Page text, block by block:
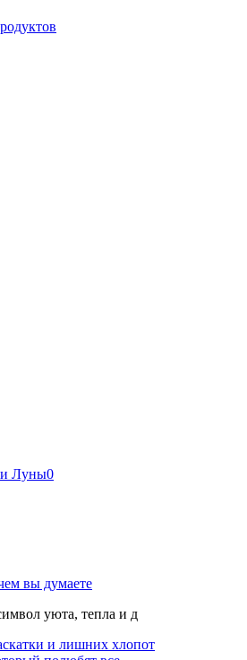
Луны0
вы думаете
уюта, тепла и д
и лишних хлопот